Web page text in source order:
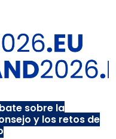
sobre la
y los retos de